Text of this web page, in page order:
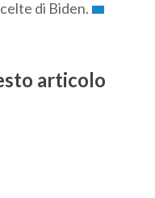
di Biden.
articolo